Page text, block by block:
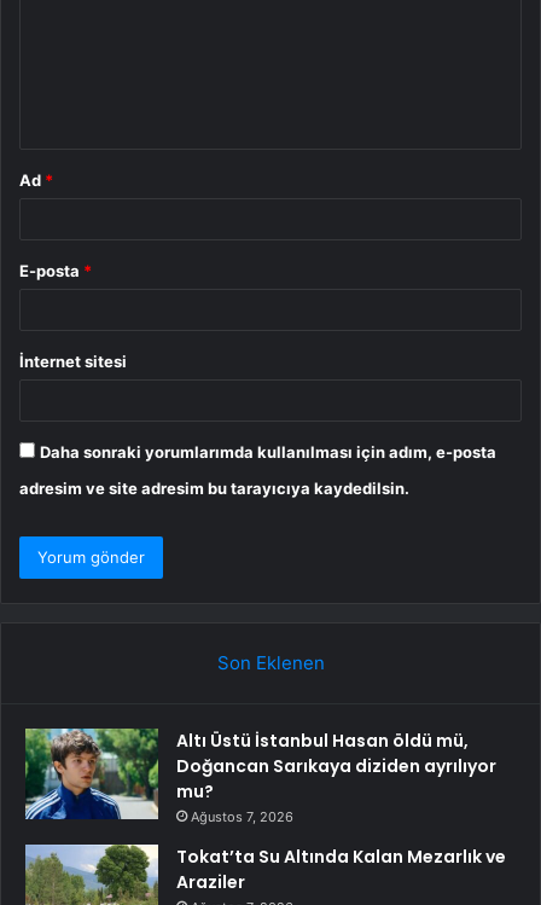
Ad *
E-posta *
İnternet sitesi
Daha sonraki yorumlarımda kullanılması için adım, e-posta
adresim ve site adresim bu tarayıcıya kaydedilsin.
Son Eklenen
Altı Üstü İstanbul Hasan öldü mü,
Doğancan Sarıkaya diziden ayrılıyor
mu?
Ağustos 7, 2026
Tokat’ta Su Altında Kalan Mezarlık ve
Araziler